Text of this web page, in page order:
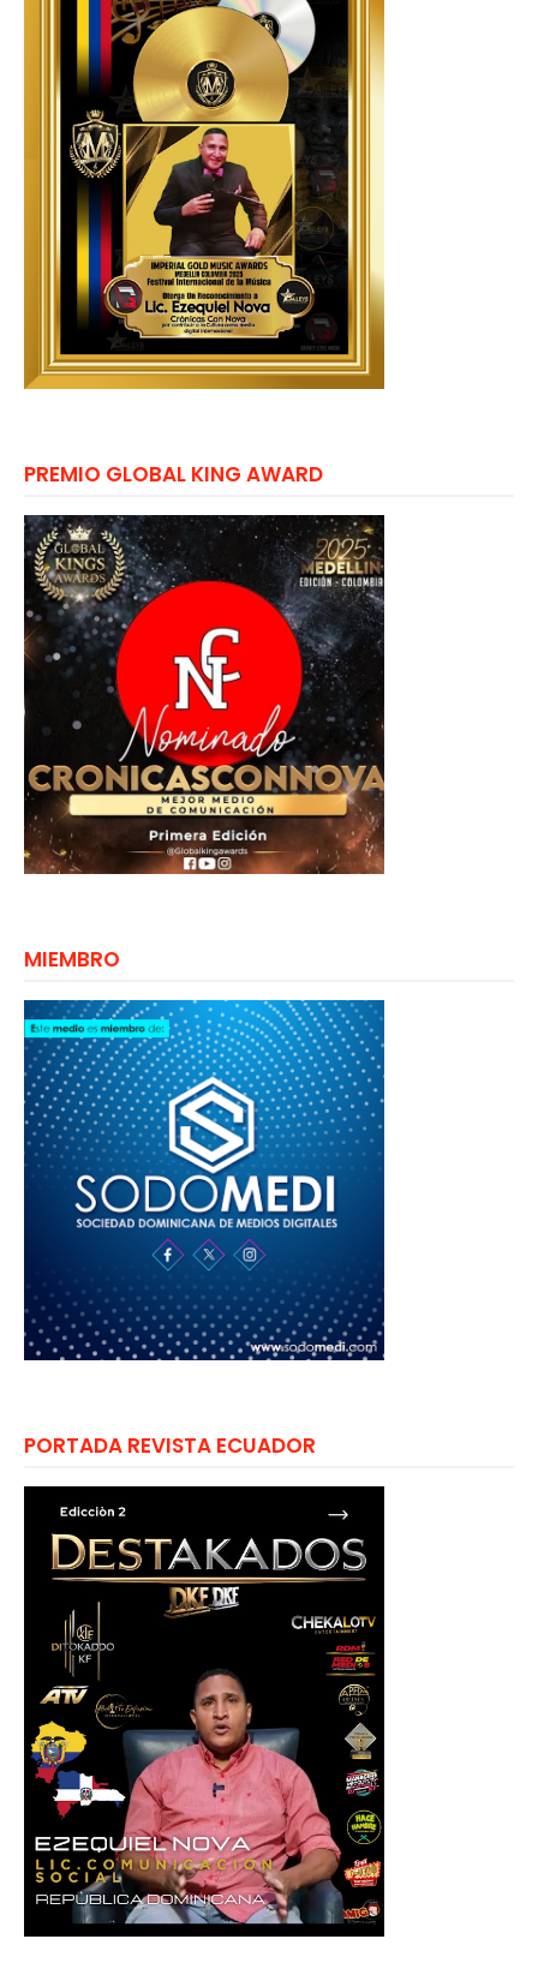
PREMIO GLOBAL KING AWARD
MIEMBRO
PORTADA REVISTA ECUADOR